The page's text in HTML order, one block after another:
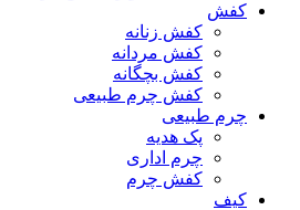
کفش
کفش زنانه
کفش مردانه
کفش بچگانه
کفش چرم طبیعی
چرم طبیعی
پک هدیه
چرم اداری
کفش چرم
کیف